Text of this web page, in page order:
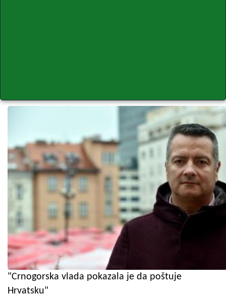
"Crnogorska vlada pokazala je da poštuje
Hrvatsku"